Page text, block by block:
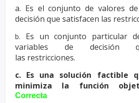
a. Es el conjunto de valores
decisión que satisfacen las
b. Es un conjunto particular
variables de decisión
las restricciones.
c. Es una solución factible
minimiza la función
Correcta